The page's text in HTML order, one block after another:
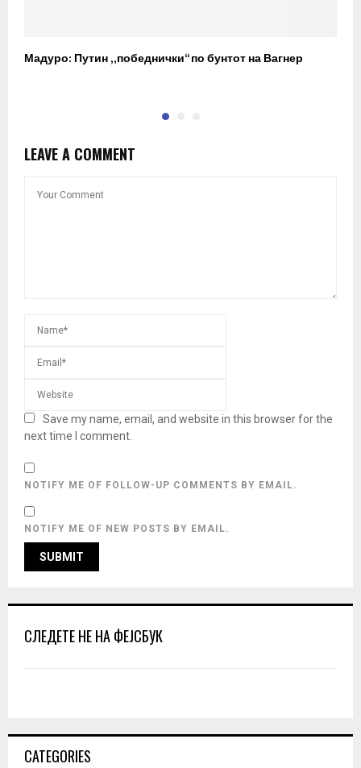
Мадуро: Путин „победнички“ по бунтот на Вагнер
LEAVE A COMMENT
Save my name, email, and website in this browser for the
next time I comment.
NOTIFY ME OF FOLLOW-UP COMMENTS BY EMAIL.
NOTIFY ME OF NEW POSTS BY EMAIL.
СЛЕДЕТЕ НЕ НА ФЕЈСБУК
CATEGORIES